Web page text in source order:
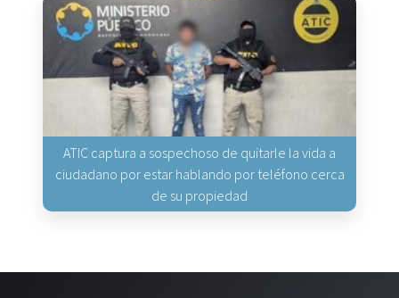
ATIC captura a sospechoso de quitarle la vida a
ciudadano por estar hablando por teléfono cerca
de su propiedad